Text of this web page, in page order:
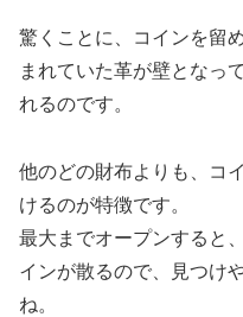
驚くことに、コインを留
まれていた革が壁となっ
れるのです。
他のどの財布よりも、コ
けるのが特徴です。
最大までオープンすると
インが散るので、見つけ
ね。